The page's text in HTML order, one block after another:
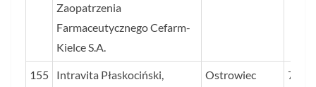
Zaopatrzenia
Farmaceutycznego Cefarm-
Kielce S.A.
155
Intravita Płaskociński,
Ostrowiec
72